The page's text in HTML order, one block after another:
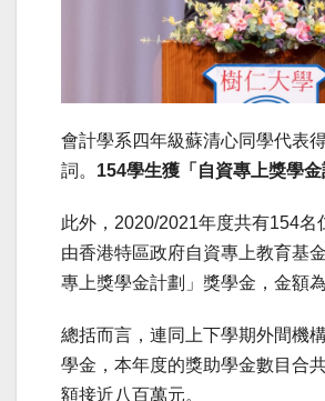
會計學系四年級蘇清心同學代表
詞。 154學生獲「自資專上獎學
此外，2020/2021年度共有154名
由香港特區政府自資專上教育基
專上獎學金計劃」獎學金，金額
總括而言，連同上下學期外間機
學金，本年度的獎助學金數目合
額接近八百萬元。